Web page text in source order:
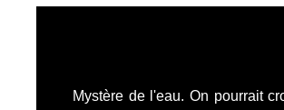
Mystère de l'eau. On pourrait